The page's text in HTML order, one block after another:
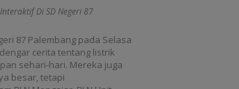
Di SD Negeri 87
87 Palembang pada Selasa
cerita tentang listrik
sehari-hari. Mereka juga
besar, tetapi